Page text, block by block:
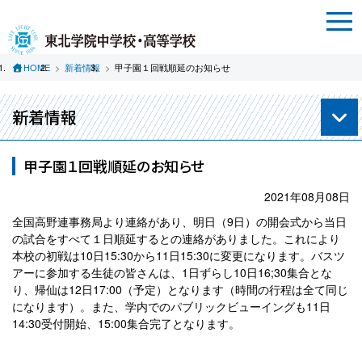
HOME 新着情報 甲子園１回戦順延のお知らせ
新着情報
甲子園１回戦順延のお知らせ
2021年08月08日
全国高野連事務局より連絡があり、明日（9日）の開会式から当日
の試合をすべて１日順延するとの連絡がありました。これにより
本校の初戦は10日15:30から11日15:30に変更になります。バスツ
アーに参加する生徒の皆さんは、1日ずらし10日16;30集合とな
り、帰仙は12日17:00（予定）となります（時間の行程は全て同じ
になります）。また、学内でのパブリックビューイングも11日
14:30受付開始、15:00集合完了となります。